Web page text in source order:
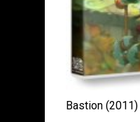
Bastion (2011)